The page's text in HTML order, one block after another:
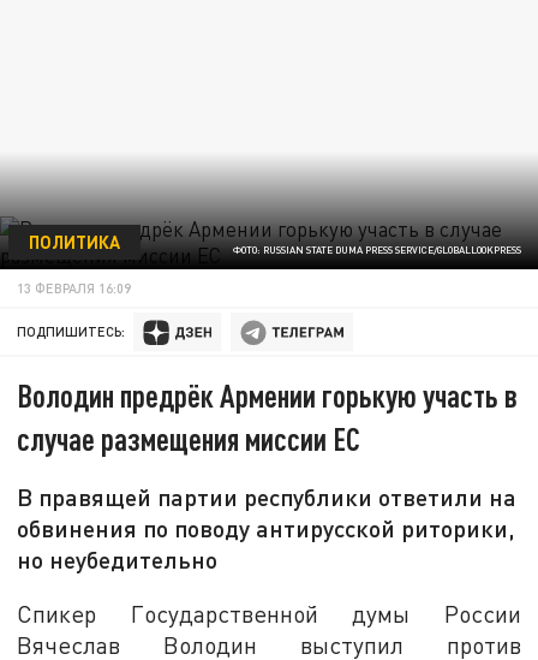
ФОТО: RUSSIAN STATE DUMA PRESS SERVICE/GLOBALLOOKPRESS
ПОЛИТИКА
13 ФЕВРАЛЯ 16:09
ПОДПИШИТЕСЬ:
Володин предрёк Армении горькую участь в
случае размещения миссии ЕС
В правящей партии республики ответили на
обвинения по поводу антирусской риторики,
но неубедительно
Спикер Государственной думы России
Вячеслав Володин выступил против